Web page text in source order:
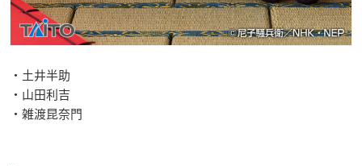
・土井半助
・山田利吉
・雑渡昆奈門